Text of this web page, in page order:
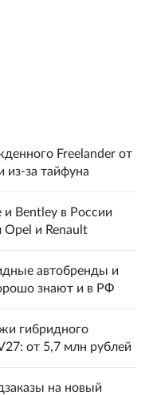
Freelander от
из-за тайфуна
и Bentley в России
и Renault
автобренды и
знают и в РФ
гибридного
от 5,7 млн рублей
на новый